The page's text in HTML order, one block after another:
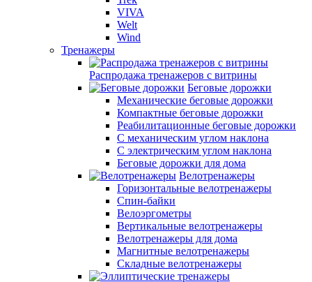
VIVA
Welt
Wind
Тренажеры
Распродажа тренажеров с витрины
Беговые дорожки
Механические беговые дорожки
Компактные беговые дорожки
Реабилитационные беговые дорожки
С механическим углом наклона
С электрическим углом наклона
Беговые дорожки для дома
Велотренажеры
Горизонтальные велотренажеры
Спин-байки
Велоэргометры
Вертикальные велотренажеры
Велотренажеры для дома
Магнитные велотренажеры
Складные велотренажеры